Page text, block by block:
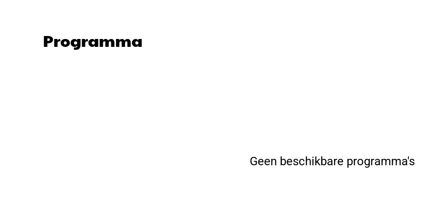
Programma
Geen beschikbare programma's